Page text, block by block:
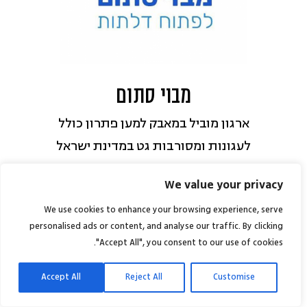
We value your privacy
We use cookies to enhance your browsing experience, serve
personalised ads or content, and analyse our traffic. By clicking
"Accept All", you consent to our use of cookies.
Customise
Reject All
Accept All
צרכיהן, מידע על זכויותיהן, תמיכה
בתהליך ארוך שנים ובתחושת שליחות
"באשר תלכי" יחד עם שותפים רבים לדרך
וחברות העמותה מובילים תנועה ושינוי
גרושות ובתמיכה בהן, וכן בהכלה
והתמודדות נכונה עם נושא הגרושין. זאת
תוך כדי קשר הדוק עם רבנים ואנשי ציבור
בתוך המגזר החרדי.
info@baasher.co.il
מבוי סתום
ארגון מוביל במאבק למען פתרון כולל
לעגונות ומסורבות גט במדינת ישראל
סיוע | סינגור
מבוי סתוםהוא ארגון ללא מטרות רווח
הייתה כבר בת 90 והיא אספה סיפורים
קשים של נשים הכלואות בידי בעליהן ובידי